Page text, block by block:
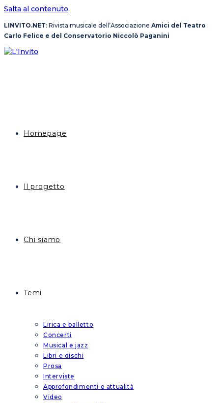
Salta al contenuto
LINVITO.NET: Rivista musicale dell’Associazione Amici del Teatro
Carlo Felice e del Conservatorio Niccolò Paganini
Homepage
Il progetto
Chi siamo
Temi
Lirica e balletto
Concerti
Musical e jazz
Libri e dischi
Prosa
Interviste
Approfondimenti e attualità
Video